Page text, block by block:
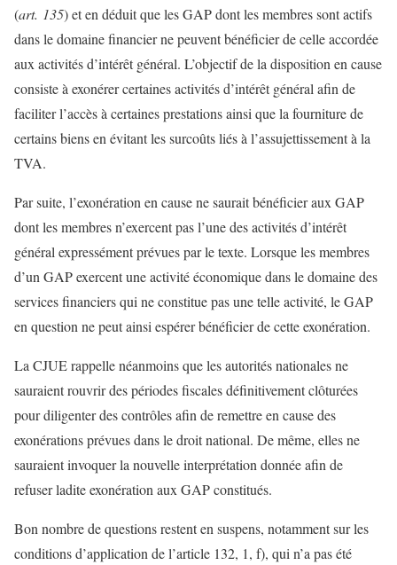
(art. 135) et en déduit que les GAP dont les membres sont actifs
dans le domaine financier ne peuvent bénéficier de celle accordée
aux activités d’intérêt général. L’objectif de la disposition en cause
consiste à exonérer certaines activités d’intérêt général afin de
faciliter l’accès à certaines prestations ainsi que la fourniture de
certains biens en évitant les surcoûts liés à l’assujettissement à la
TVA.
Par suite, l’exonération en cause ne saurait bénéficier aux GAP
dont les membres n’exercent pas l’une des activités d’intérêt
général expressément prévues par le texte. Lorsque les membres
d’un GAP exercent une activité économique dans le domaine des
services financiers qui ne constitue pas une telle activité, le GAP
en question ne peut ainsi espérer bénéficier de cette exonération.
La CJUE rappelle néanmoins que les autorités nationales ne
sauraient rouvrir des périodes fiscales définitivement clôturées
pour diligenter des contrôles afin de remettre en cause des
exonérations prévues dans le droit national. De même, elles ne
sauraient invoquer la nouvelle interprétation donnée afin de
refuser ladite exonération aux GAP constitués.
Bon nombre de questions restent en suspens, notamment sur les
conditions d’application de l’article 132, 1, f), qui n’a pas été